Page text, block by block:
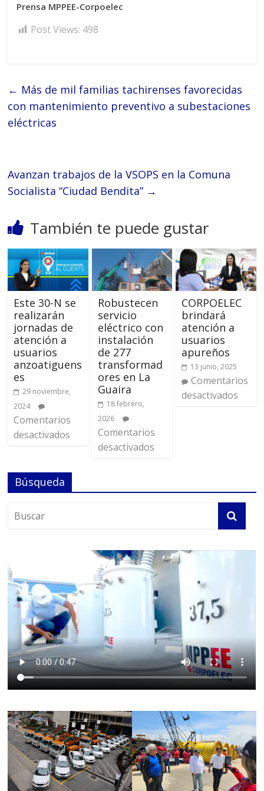
Prensa MPPEE-Corpoelec
Post Views: 498
← Más de mil familias tachirenses favorecidas
con mantenimiento preventivo a subestaciones
eléctricas
Avanzan trabajos de la VSOPS en la Comuna
Socialista “Ciudad Bendita” →
También te puede gustar
Este 30-N se
realizarán
jornadas de
atención a
usuarios
anzoatiguens
es
29 noviembre,
2024
Comentarios
desactivados
Robustecen
servicio
eléctrico con
instalación
de 277
transformad
ores en La
Guaira
18 febrero,
2026
Comentarios
desactivados
CORPOELEC
brindará
atención a
usuarios
apureños
13 junio, 2025
Comentarios
desactivados
Búsqueda